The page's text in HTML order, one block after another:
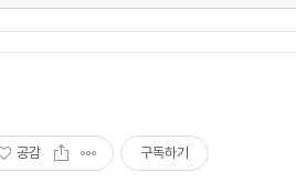
공감 구독하기